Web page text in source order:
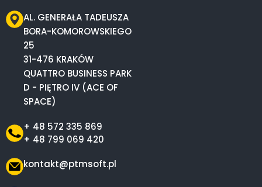
AL. GENERAŁA TADEUSZA
BORA-KOMOROWSKIEGO
25
31-476 KRAKÓW
QUATTRO BUSINESS PARK
D - PIĘTRO IV (ACE OF
SPACE)
+ 48 572 335 869
+ 48 799 069 420
kontakt@ptmsoft.pl